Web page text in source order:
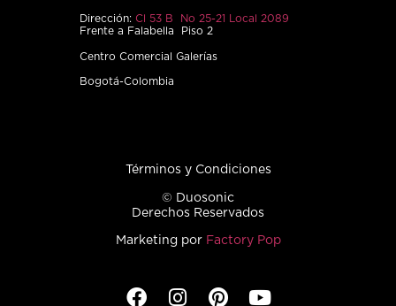
Dirección: Cl 53 B No 25-21 Local 2089
Frente a Falabella Piso 2
Centro Comercial Galerías
Bogotá-Colombia
Términos y Condiciones
© Duosonic
Derechos Reservados
Marketing por Factory Pop